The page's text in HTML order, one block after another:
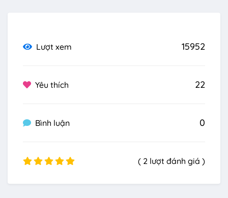
Lượt xem 15952
Yêu thích 22
Bình luận 0
( 2 lượt đánh giá )